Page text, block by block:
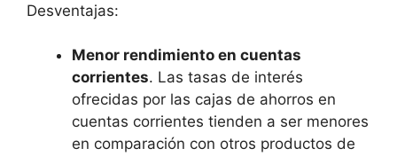
Desventajas:
Menor rendimiento en cuentas
corrientes. Las tasas de interés
ofrecidas por las cajas de ahorros en
cuentas corrientes tienden a ser menores
en comparación con otros productos de